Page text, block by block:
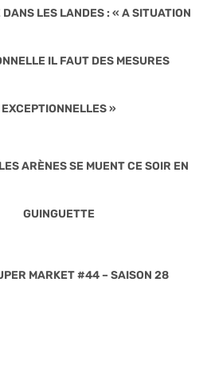
DANS LES LANDES : « A SITUATION
IL FAUT DES MESURES
EXCEPTIONNELLES »
ARÈNES SE MUENT CE SOIR EN
GUINGUETTE
MARKET #44 – SAISON 28